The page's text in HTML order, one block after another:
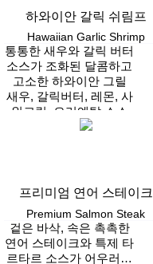
하와이안 갈릭 쉬림프
Hawaiian Garlic Shrimp
통통한 새우와 갈릭 버터
소스가 조화된 달콤하고
고소한 하와이안 그릴
새우, 갈릭버터, 레몬, 사
워크림, 오리엔탈 소스
프리미엄 연어 스테이크
Premium Salmon Steak
겉은 바삭, 속은 촉촉한
연어 스테이크와 특제 타
르타르 소스가 어우러진